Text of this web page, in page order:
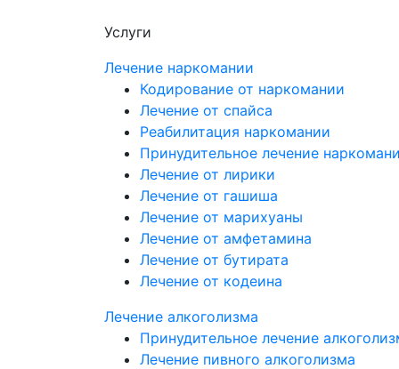
Услуги
Лечение наркомании
Кодирование от наркомании
Лечение от спайса
Реабилитация наркомании
Принудительное лечение
Лечение от лирики
Лечение от гашиша
Лечение от марихуаны
Лечение от амфетамина
Лечение от бутирата
Лечение от кодеина
Лечение алкоголизма
Принудительное лечение
Лечение пивного алкоголизма